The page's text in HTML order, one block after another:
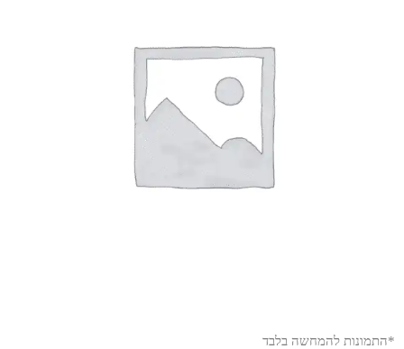
*התמונות להמחשה בלבד